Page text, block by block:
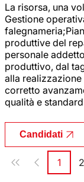
La risorsa, una
Gestione
produttive del
personale
produttivo, dal
alla
corretto
qualità e
Candidati
Paginazione
Pagina
1 2